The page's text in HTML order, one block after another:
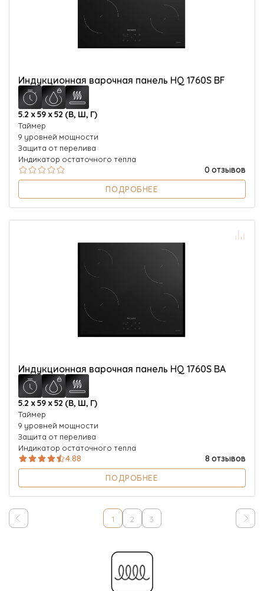
Индукционная варочная панель HQ 1760S BF
5.2 х 59 х 52 (В, Ш, Г)
Таймер
9 уровней мощности
Защита от перелива
Индикатор остаточного тепла
0 отзывов
ПОДРОБНЕЕ
Индукционная варочная панель HQ 1760S BA
5.2 х 59 х 52 (В, Ш, Г)
Таймер
9 уровней мощности
Защита от перелива
Индикатор остаточного тепла
4.88
8 отзывов
ПОДРОБНЕЕ
1 2 3